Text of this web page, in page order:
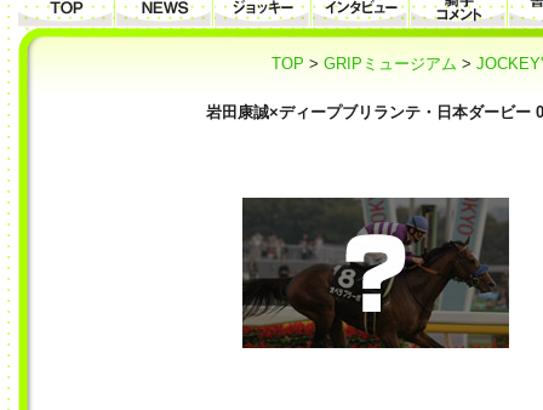
TOP > GRIPミュージアム >
岩田康誠×ディープブリランテ・日本ダービー